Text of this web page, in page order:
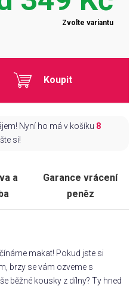
Zvolte variantu
Koupit
Nyní ho má v košíku 8
si!
a
Garance vrácení
peněz
makat! Pokud jste si
brzy se vám ozveme s
běžné kousky z dílny? Ty hned